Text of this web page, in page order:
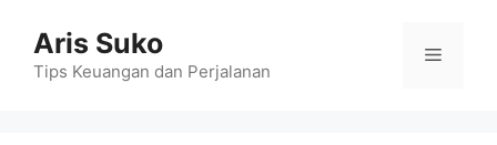
content
Aris Suko
Tips Keuangan dan Perjalanan
Menu